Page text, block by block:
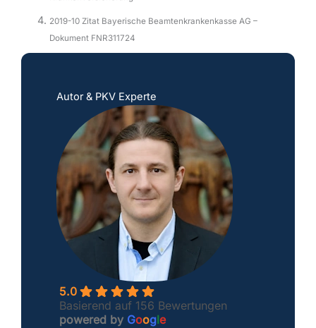
2019-10 Zitat Bayerische Beamtenkrankenkasse AG –
Dokument FNR311724
Autor & PKV Experte
5.0
Basierend auf 156 Bewertungen
powered by Google